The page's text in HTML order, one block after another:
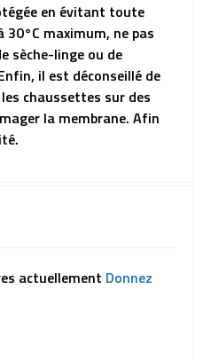
en évitant toute
maximum, ne pas
sèche-linge ou de
il est déconseillé de
chaussettes sur des
la membrane. Afin
actuellement Donnez